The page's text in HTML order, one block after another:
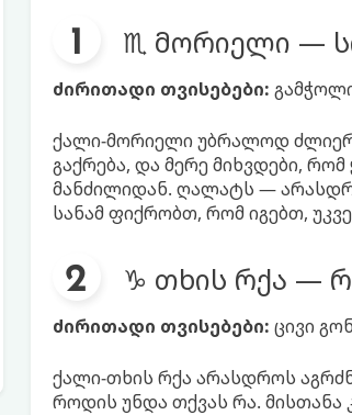
♏ მორიელი —
ძირითადი თვისებები:
ქალი-მორიელი უბრალოდ
გაქრება, და მერე მიხვდები,
მანძილიდან. ღალატს —
სანამ ფიქრობთ, რომ იგებთ,
♑ თხის რქა —
ძირითადი თვისებები: ცივი
ქალი-თხის რქა არასდროს
როდის უნდა თქვას რა. მისთანა